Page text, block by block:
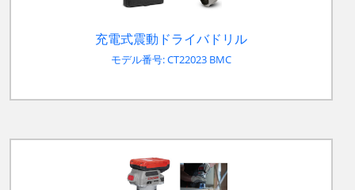
充電式震動ドライバドリル
モデル番号: CT22023 BMC